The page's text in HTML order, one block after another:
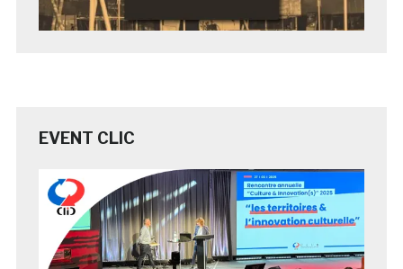
EVENT CLIC